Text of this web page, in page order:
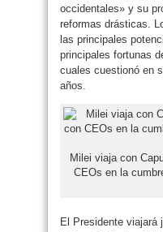
occidentales» y su
reformas drásticas.
las principales
principales fortunas
cuales cuestionó en
años.
Milei viaja con
CEOs en la
El Presidente viajará